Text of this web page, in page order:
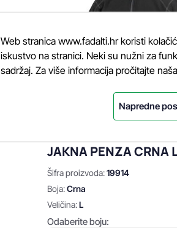
JAKNA PENZA CRNA
Šifra proizvoda:19914
Boja:Crna
Veličina:L
Odaberite boju:
Web stranica www.fadalti.hr koristi
iskustvo na stranici. Neki su nužni za
sadržaj. Za više informacija pročitajte naša
Napredne